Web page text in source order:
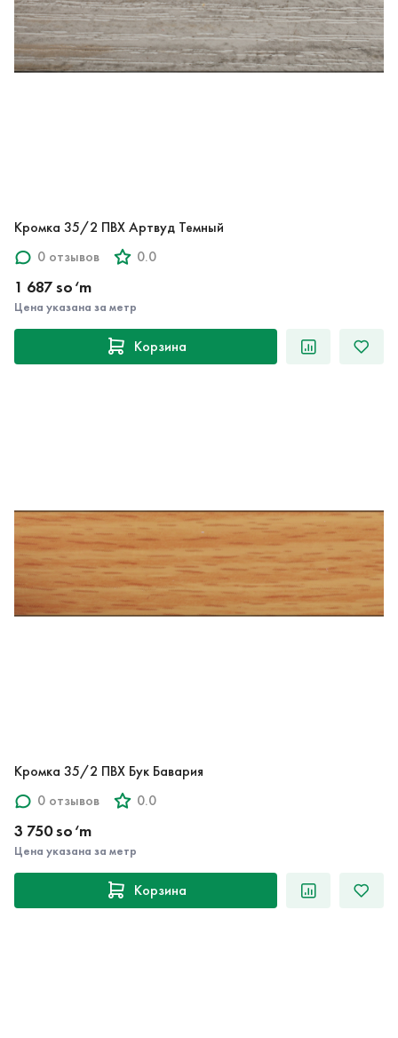
Кромка 35/2 ПВХ Артвуд Темный
0 отзывов
0.0
1 687 so‘m
Цена указана за метр
Корзина
Кромка 35/2 ПВХ Бук Бавария
0 отзывов
0.0
3 750 so‘m
Цена указана за метр
Корзина